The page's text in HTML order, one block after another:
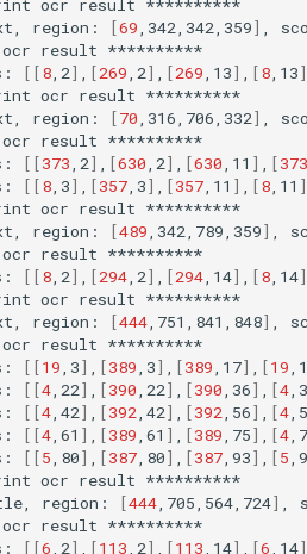
region: [69 ,342,342,359]
ocr result
[[8 ,2] [269 ,2] [269 ,13] [8 ,13
ocr result
region: [70 ,316,706,332]
ocr result
[[373 ,2] [630 ,2] [630 ,11 ] [373
[[8 ,3] [357 ,3] [357 ,11 ] [8 ,11
ocr result
region: [489 ,342,789,359]
ocr result
[[8 ,2] [294 ,2] [294 ,14] [8 ,14
ocr result
region: [444 ,751,841,848]
ocr result
[[19 ,3] [389 ,3] [389 ,17] [19
[[4 ,22] [390 ,22] [390 ,36] [4
[[4 ,42] [392 ,42] [392 ,56] [4
[[4 ,61 ] [389 ,61 ] [389 ,75] [4
[[5 ,80] [387 ,80] [387 ,93] [5
ocr result
region: [444 ,705,564,724]
ocr result
[[6 ,2] [113 ,2] [113 ,14] [6 ,14